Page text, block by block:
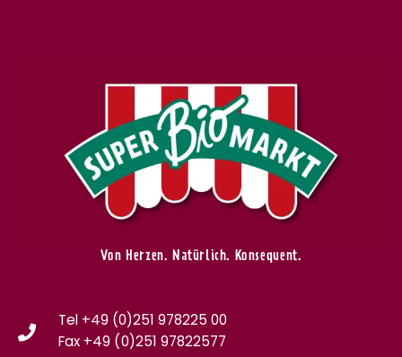
Von Herzen. Natürlich. Konsequent.
Tel +49 (0)251 978225 00
Fax +49 (0)251 97822577